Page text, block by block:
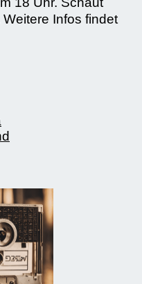
Infos findet